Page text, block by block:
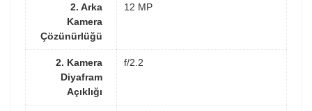
2. Arka
Kamera
Çözünürlüğü
12 MP
2. Kamera
Diyafram
Açıklığı
f/2.2